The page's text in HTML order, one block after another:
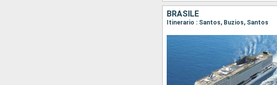
BRASILE
Itinerario : Santos, Buzios, Santos